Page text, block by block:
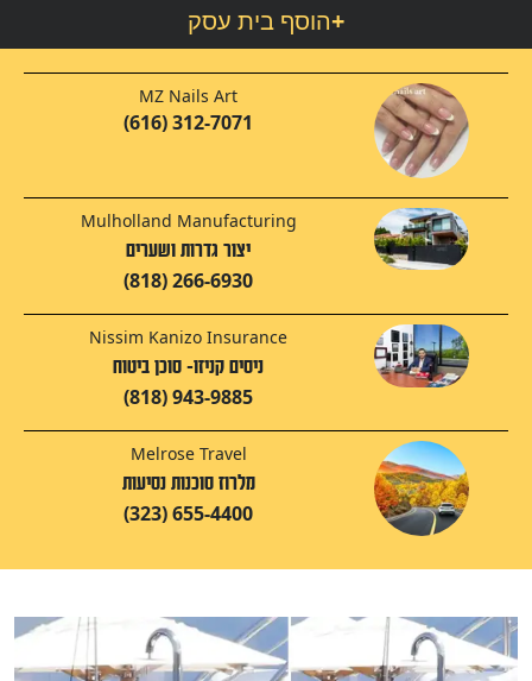
הוסף בית עסק+
MZ Nails Art
(616) 312-7071
Mulholland Manufacturing
יצור גדרות ושערים
(818) 266-6930
Nissim Kanizo Insurance
ניסים קניזו- סוכן ביטוח
(818) 943-9885
Melrose Travel
מלרוז סוכנות נסיעות
(323) 655-4400